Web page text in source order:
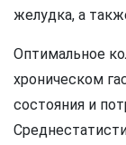
желудка, а
Оптимальное
хроническом
состояния и